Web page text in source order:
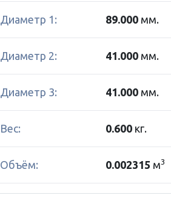
Диаметр 1: 89.000 мм.
Диаметр 2: 41.000 мм.
Диаметр 3: 41.000 мм.
Вес: 0.600 кг.
Объём: 0.002315 м3